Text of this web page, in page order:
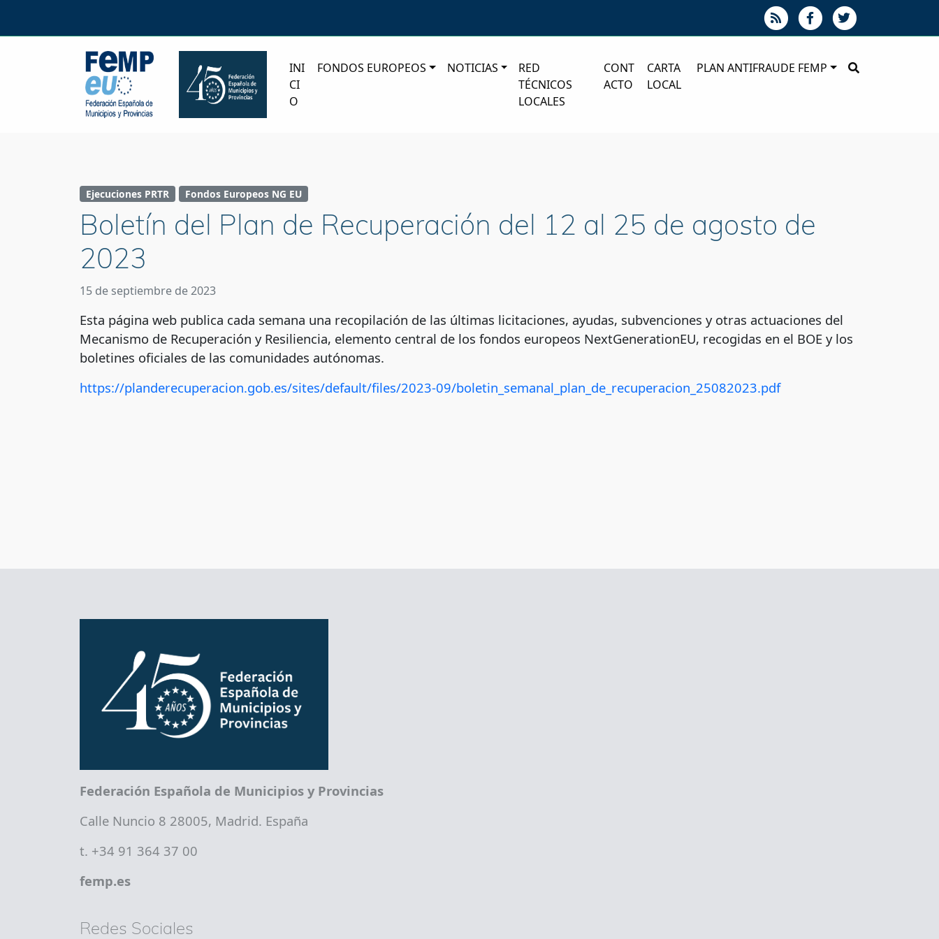
INI
CI
O
FONDOS EUROPEOS NOTICIAS
RED
TÉCNICOS
LOCALES
CONT
ACTO
CARTA
LOCAL
PLAN ANTIFRAUDE FEMP
Ejecuciones PRTR Fondos Europeos NG EU
Boletín del Plan de Recuperación del 12 al 25 de agosto de
2023
15 de septiembre de 2023
Esta página web publica cada semana una recopilación de las últimas licitaciones, ayudas, subvenciones y otras actuaciones del
Mecanismo de Recuperación y Resiliencia, elemento central de los fondos europeos NextGenerationEU, recogidas en el BOE y los
boletines oficiales de las comunidades autónomas.
https://planderecuperacion.gob.es/sites/default/files/2023-09/boletin_semanal_plan_de_recuperacion_25082023.pdf
Federación Española de Municipios y Provincias
Calle Nuncio 8 28005, Madrid. España
t. +34 91 364 37 00
femp.es
Redes Sociales